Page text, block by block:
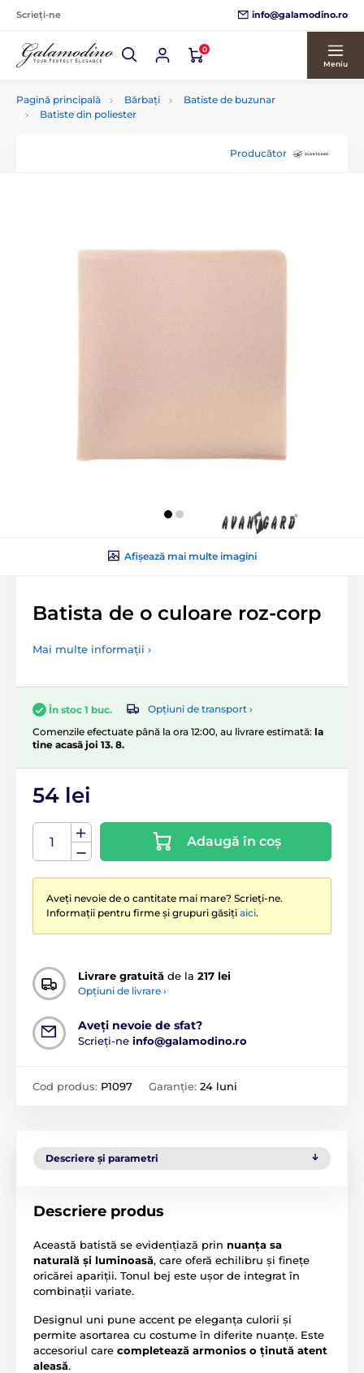
Scrieți-ne info@galamodino.ro
0
Meniu
Pagină principală Bărbați
Batiste de buzunar
Batiste din poliester
Producător
Afișează mai multe imagini
Batista de o culoare roz-corp
Mai multe informații ›
În stoc 1 buc.
Opțiuni de transport ›
Comenzile efectuate până la ora 12:00, au livrare estimată: la
tine acasă joi 13. 8.
54 lei
Adaugă în coș
Aveți nevoie de o cantitate mai mare? Scrieți-ne.
Informații pentru firme și grupuri găsiți aici.
Livrare gratuită de la 217 lei
Opțiuni de livrare ›
Aveți nevoie de sfat?
Scrieți-ne info@galamodino.ro
Cod produs: P1097 Garanție: 24 luni
Descriere și parametri
Descriere produs
Această batistă se evidențiază prin nuanța sa
naturală și luminoasă, care oferă echilibru și finețe
oricărei apariții. Tonul bej este ușor de integrat în
combinații variate.
Designul uni pune accent pe eleganța culorii și
permite asortarea cu costume în diferite nuanțe. Este
accesoriul care completează armonios o ținută atent
aleasă.